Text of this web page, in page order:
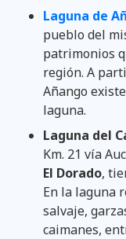
Laguna de
pueblo del
patrimonios
región. A
Añango
laguna.
Laguna del
Km. 21 vía
El Dorado,
En la laguna
salvaje,
caimanes,